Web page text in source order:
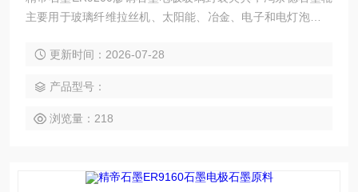
主要用于玻璃纤维拉丝机、太阳能、冶金、电子和电灯泡等行
品，具有强度高、抗热震性好、自润滑性好、耐高温、耐腐
更新时间：2026-07-28
产品型号：
浏览量：218